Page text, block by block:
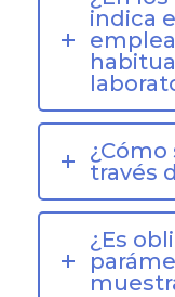
indica
través
¿Es